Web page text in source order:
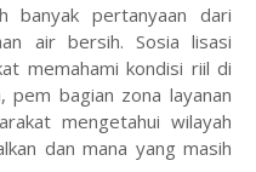
banyak pertanyaan dari
air bersih. Sosia lisasi
memahami kondisi riil di
pem bagian zona layanan
mengetahui wilayah
dan mana yang masih